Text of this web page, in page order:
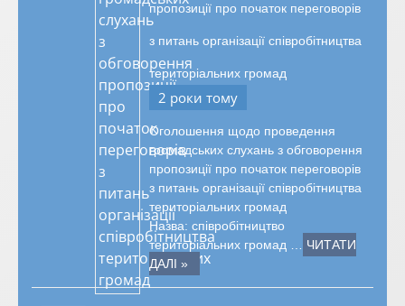
пропозиції про початок переговорів
з питань організації співробітництва
територіальних громад
2 роки тому
Оголошення щодо проведення
громадських слухань з обговорення
пропозиції про початок переговорів
з питань організації співробітництва
територіальних громад
Назва: співробітництво
територіальних громад …
ЧИТАТИ
ДАЛІ »